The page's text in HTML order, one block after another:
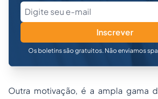
Inscrever
Os boletins são gratuitos. Não enviamos
Outra motivação, é a ampla gama